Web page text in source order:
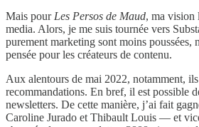
Mais pour Les Persos de Maud, ma vision
media. Alors, je me suis tournée vers
purement marketing sont moins poussées,
pensée pour les créateurs de contenu.
Aux alentours de mai 2022, notamment,
recommandations. En bref, il est possible
newsletters. De cette manière, j’ai fait
Caroline Jurado et Thibault Louis — et